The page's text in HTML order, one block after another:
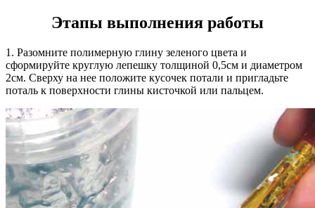
Этапы выполнения работы
1. Разомните полимерную глину зеленого цвета и
сформируйте круглую лепешку толщиной 0,5см и диаметром
2см. Сверху на нее положите кусочек потали и пригладьте
поталь к поверхности глины кисточкой или пальцем.